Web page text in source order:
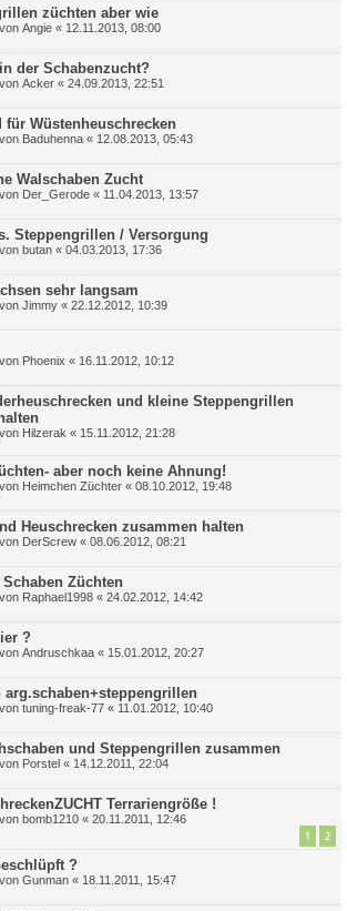
züchten aber wie
Angie « 12.11.2013, 08:00
der Schabenzucht?
Acker « 24.09.2013, 22:51
für Wüstenheuschrecken
Baduhenna « 12.08.2013, 05:43
Walschaben Zucht
Der_Gerode « 11.04.2013, 13:57
Steppengrillen / Versorgung
butan « 04.03.2013, 17:36
sehr langsam
Jimmy « 22.12.2012, 10:39
Phoenix « 16.11.2012, 10:12
und kleine Steppengrillen
Hilzerak « 15.11.2012, 21:28
aber noch keine Ahnung!
Heimchen Züchter « 08.10.2012, 19:48
Heuschrecken zusammen halten
DerScrew « 08.06.2012, 08:21
Züchten
Raphael1998 « 24.02.2012, 14:42
?
Andruschkaa « 15.01.2012, 20:27
arg.schaben+steppengrillen
tuning-freak-77 « 11.01.2012, 10:40
und Steppengrillen zusammen
Porstel « 14.12.2011, 22:04
Terrariengröße !
bomb1210 « 20.11.2011, 12:46
1 2
?
Gunman « 18.11.2011, 15:47